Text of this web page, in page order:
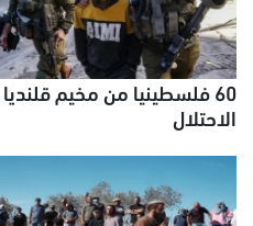
60 فلسطينيا من مخيم
الاحتلال